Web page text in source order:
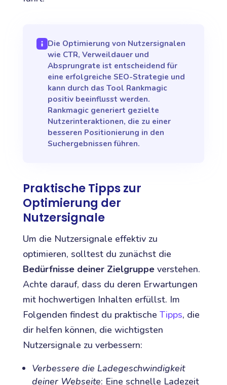
Die Optimierung von Nutzersignalen
wie CTR, Verweildauer und
Absprungrate ist entscheidend für
eine erfolgreiche SEO-Strategie und
kann durch das Tool Rankmagic
positiv beeinflusst werden.
Rankmagic generiert gezielte
Nutzerinteraktionen, die zu einer
besseren Positionierung in den
Suchergebnissen führen.
Praktische Tipps zur
Optimierung der
Nutzersignale
Um die Nutzersignale effektiv zu
optimieren, solltest du zunächst die
Bedürfnisse deiner Zielgruppeverstehen.
Achte darauf, dass du deren Erwartungen
mit hochwertigen Inhalten erfüllst. Im
Folgenden findest du praktische Tipps, die
dir helfen können, die wichtigsten
Nutzersignale zu verbessern:
Verbessere die Ladegeschwindigkeit
deiner Webseite: Eine schnelle Ladezeit